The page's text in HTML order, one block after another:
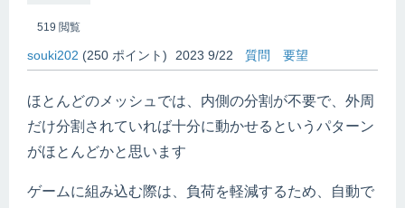
519 閲覧
souki202 (250 ポイント) 2023 9/22 質問 要望
ほとんどのメッシュでは、内側の分割が不要で、外周
だけ分割されていれば十分に動かせるというパターン
がほとんどかと思います
ゲームに組み込む際は、負荷を軽減するため、自動で